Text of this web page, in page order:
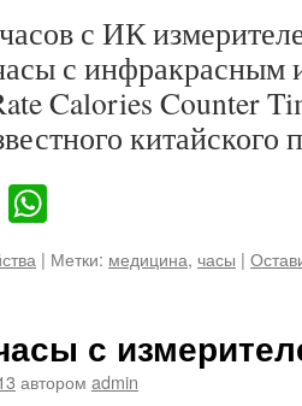
с ИК
с инфракрасным
Calories Counter
китайского
Email
| Метки: медицина, часы |
с
автором admin